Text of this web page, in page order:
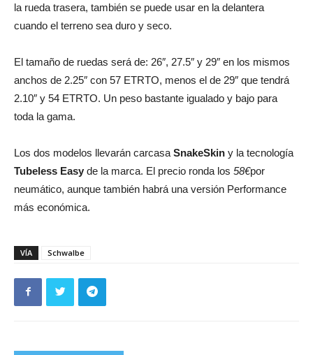
la rueda trasera, también se puede usar en la delantera
cuando el terreno sea duro y seco.
El tamaño de ruedas será de: 26″, 27.5″ y 29″ en los mismos
anchos de 2.25″ con 57 ETRTO, menos el de 29″ que tendrá
2.10″ y 54 ETRTO. Un peso bastante igualado y bajo para
toda la gama.
Los dos modelos llevarán carcasa SnakeSkin y la tecnología
Tubeless Easy de la marca. El precio ronda los 58€por
neumático, aunque también habrá una versión Performance
más económica.
VÍA Schwalbe